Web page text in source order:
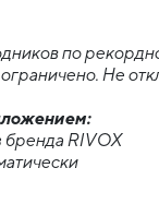
по
Не
бренда RIVOX